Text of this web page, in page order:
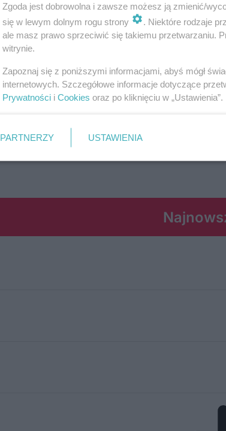
Zgoda jest dobrowolna i zawsze możesz ją zmienić/
się w lewym dolnym rogu strony
. Niektóre rodzaje
ale masz prawo sprzeciwić się takiemu przetwarzaniu.
witrynie.
Zapoznaj się z poniższymi informacjami, abyś mógł
internetowych. Szczegółowe informacje dotyczące
Prywatności i Cookies oraz po kliknięciu w „Ustawienia”.
PARTNERZY USTAWIENIA